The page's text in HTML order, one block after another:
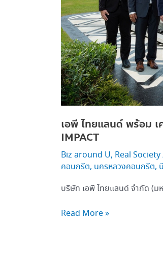
เอพี ไทยแลนด์ พร้อม
IMPACT
Biz around U, Real Society
คอนกรีต, นครหลวงคอนกรีต,
บริษัท เอพี ไทยแลนด์ จำกัด (
Read More »